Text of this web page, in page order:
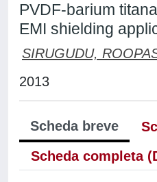
PVDF-barium
EMI shielding
SIRUGUDU,
2013
Scheda breve
Scheda completa